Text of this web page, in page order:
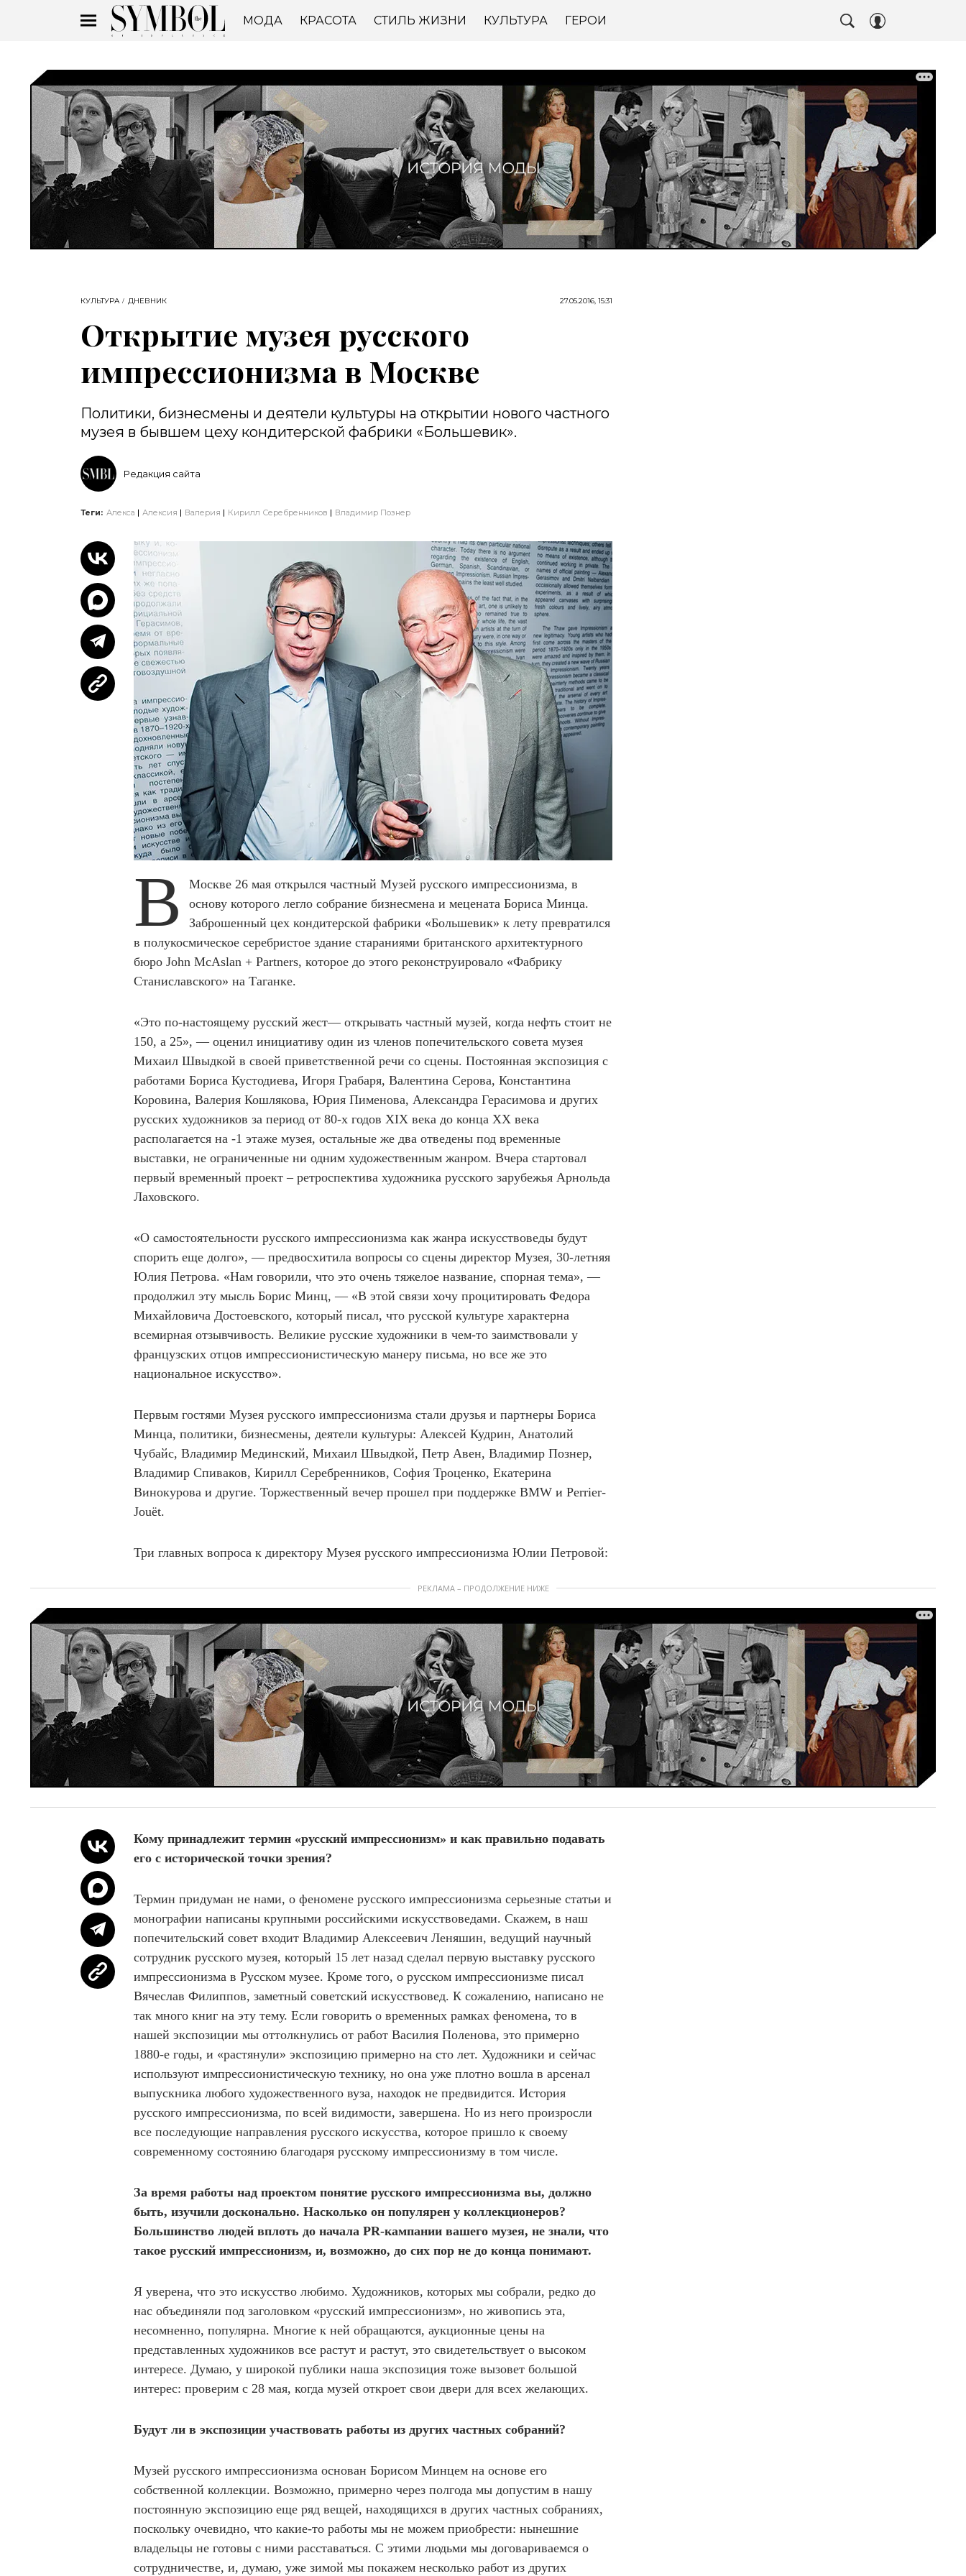
МОДА КРАСОТА СТИЛЬ ЖИЗНИ КУЛЬТУРА ГЕРОИ
КУЛЬТУРА ДНЕВНИК 27.05.2016, 15:31
Открытие музея русского
импрессионизма в Москве
Политики, бизнесмены и деятели культуры на открытии нового частного
музея в бывшем цеху кондитерской фабрики «Большевик».
Редакция сайта
Теги: Алекса Алексия Валерия Кирилл Серебренников Владимир Познер
В
Москве 26 мая открылся частный Музей русского импрессионизма, в
основу которого легло собрание бизнесмена и мецената Бориса Минца.
Заброшенный цех кондитерской фабрики «Большевик» к лету превратился
в полукосмическое серебристое здание стараниями британского архитектурного
бюро John McAslan + Partners, которое до этого реконструировало «Фабрику
Станиславского» на Таганке.
«Это по-настоящему русский жест— открывать частный музей, когда нефть стоит не
150, а 25», — оценил инициативу один из членов попечительского совета музея
Михаил Швыдкой в своей приветственной речи со сцены. Постоянная экспозиция с
работами Бориса Кустодиева, Игоря Грабаря, Валентина Серова, Константина
Коровина, Валерия Кошлякова, Юрия Пименова, Александра Герасимова и других
русских художников за период от 80-х годов XIX века до конца XX века
располагается на -1 этаже музея, остальные же два отведены под временные
выставки, не ограниченные ни одним художественным жанром. Вчера стартовал
первый временный проект – ретроспектива художника русского зарубежья Арнольда
Лаховского.
«О самостоятельности русского импрессионизма как жанра искусствоведы будут
спорить еще долго», — предвосхитила вопросы со сцены директор Музея, 30-летняя
Юлия Петрова. «Нам говорили, что это очень тяжелое название, спорная тема», —
продолжил эту мысль Борис Минц, — «В этой связи хочу процитировать Федора
Михайловича Достоевского, который писал, что русской культуре характерна
всемирная отзывчивость. Великие русские художники в чем-то заимствовали у
французских отцов импрессионистическую манеру письма, но все же это
национальное искусство».
Первым гостями Музея русского импрессионизма стали друзья и партнеры Бориса
Минца, политики, бизнесмены, деятели культуры: Алексей Кудрин, Анатолий
Чубайс, Владимир Мединский, Михаил Швыдкой, Петр Авен, Владимир Познер,
Владимир Спиваков, Кирилл Серебренников, София Троценко, Екатерина
Винокурова и другие. Торжественный вечер прошел при поддержке BMW и Perrier-
Jouët.
Три главных вопроса к директору Музея русского импрессионизма Юлии Петровой:
РЕКЛАМА – ПРОДОЛЖЕНИЕ НИЖЕ
Кому принадлежит термин «русский импрессионизм» и как правильно подавать
его с исторической точки зрения?
Термин придуман не нами, о феномене русского импрессионизма серьезные статьи и
монографии написаны крупными российскими искусствоведами. Скажем, в наш
попечительский совет входит Владимир Алексеевич Леняшин, ведущий научный
сотрудник русского музея, который 15 лет назад сделал первую выставку русского
импрессионизма в Русском музее. Кроме того, о русском импрессионизме писал
Вячеслав Филиппов, заметный советский искусствовед. К сожалению, написано не
так много книг на эту тему. Если говорить о временных рамках феномена, то в
нашей экспозиции мы оттолкнулись от работ Василия Поленова, это примерно
1880-е годы, и «растянули» экспозицию примерно на сто лет. Художники и сейчас
используют импрессионистическую технику, но она уже плотно вошла в арсенал
выпускника любого художественного вуза, находок не предвидится. История
русского импрессионизма, по всей видимости, завершена. Но из него произросли
все последующие направления русского искусства, которое пришло к своему
современному состоянию благодаря русскому импрессионизму в том числе.
За время работы над проектом понятие русского импрессионизма вы, должно
быть, изучили досконально. Насколько он популярен у коллекционеров?
Большинство людей вплоть до начала PR-кампании вашего музея, не знали, что
такое русский импрессионизм, и, возможно, до сих пор не до конца понимают.
Я уверена, что это искусство любимо. Художников, которых мы собрали, редко до
нас объединяли под заголовком «русский импрессионизм», но живопись эта,
несомненно, популярна. Многие к ней обращаются, аукционные цены на
представленных художников все растут и растут, это свидетельствует о высоком
интересе. Думаю, у широкой публики наша экспозиция тоже вызовет большой
интерес: проверим с 28 мая, когда музей откроет свои двери для всех желающих.
Будут ли в экспозиции участвовать работы из других частных собраний?
Музей русского импрессионизма основан Борисом Минцем на основе его
собственной коллекции. Возможно, примерно через полгода мы допустим в нашу
постоянную экспозицию еще ряд вещей, находящихся в других частных собраниях,
поскольку очевидно, что какие-то работы мы не можем приобрести: нынешние
владельцы не готовы с ними расставаться. С этими людьми мы договариваемся о
сотрудничестве, и, думаю, уже зимой мы покажем несколько работ из других